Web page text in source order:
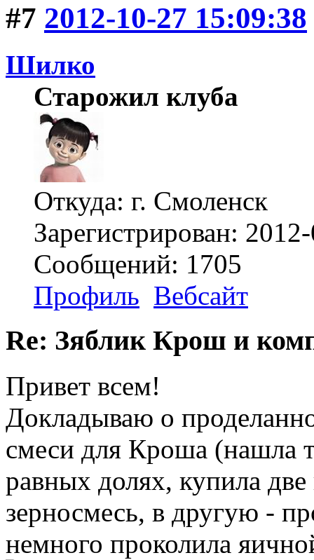
#7 2012-10-27 15:09:38
Шилко
Старожил клуба
Откуда: г. Смоленск
Зарегистрирован:
Сообщений: 1705
Профиль Вебсайт
Re: Зяблик Крош и
Привет всем!
Докладываю о
смеси для Кроша (нашла
равных долях, купила
зерносмесь, в другую -
немного проколила